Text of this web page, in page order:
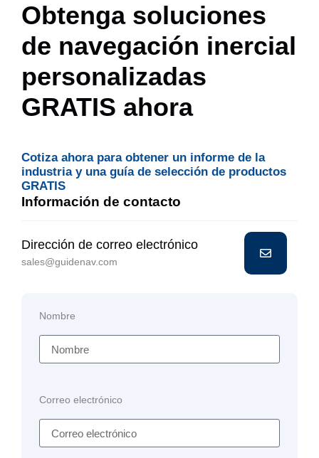
Obtenga soluciones
de navegación inercial
personalizadas
GRATIS ahora
Cotiza ahora para obtener un informe de la
industria y una guía de selección de productos
GRATIS
Información de contacto
Dirección de correo electrónico
sales@guidenav.com
Nombre
Correo electrónico